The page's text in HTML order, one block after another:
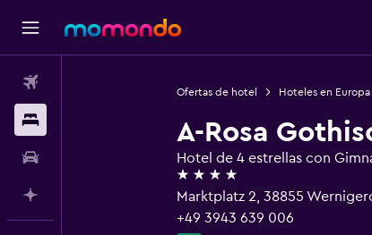
Ofertas de hotel Hoteles en Europa
A-Rosa
Hotel de 4 estrellas con
4 estrellas
Marktplatz 2, 38855
+49 3943 639 006